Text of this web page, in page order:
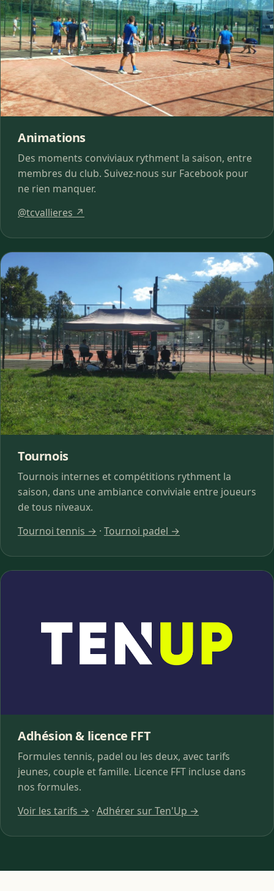
Animations
Des moments conviviaux rythment la saison, entre
membres du club. Suivez-nous sur Facebook pour
ne rien manquer.
@tcvallieres ↗
Tournois
Tournois internes et compétitions rythment la
saison, dans une ambiance conviviale entre joueurs
de tous niveaux.
Tournoi tennis → · Tournoi padel →
Adhésion & licence FFT
Formules tennis, padel ou les deux, avec tarifs
jeunes, couple et famille. Licence FFT incluse dans
nos formules.
Voir les tarifs → · Adhérer sur Ten'Up →